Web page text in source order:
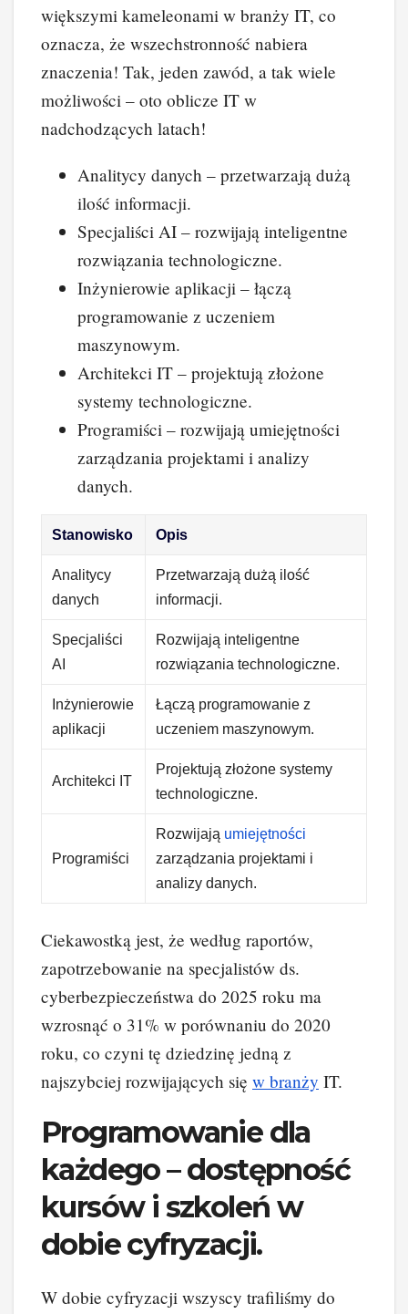
większymi kameleonami w branży IT, co
oznacza, że wszechstronność nabiera
znaczenia! Tak, jeden zawód, a tak wiele
możliwości – oto oblicze IT w
nadchodzących latach!
Analitycy danych – przetwarzają dużą
ilość informacji.
Specjaliści AI – rozwijają inteligentne
rozwiązania technologiczne.
Inżynierowie aplikacji – łączą
programowanie z uczeniem
maszynowym.
Architekci IT – projektują złożone
systemy technologiczne.
Programiści – rozwijają umiejętności
zarządzania projektami i analizy
danych.
Stanowisko Opis
Analitycy
danych
Przetwarzają dużą ilość
informacji.
Specjaliści
AI
Rozwijają inteligentne
rozwiązania technologiczne.
Inżynierowie
aplikacji
Łączą programowanie z
uczeniem maszynowym.
Architekci IT
Projektują złożone systemy
technologiczne.
Programiści
Rozwijają umiejętności
zarządzania projektami i
analizy danych.
Ciekawostką jest, że według raportów,
zapotrzebowanie na specjalistów ds.
cyberbezpieczeństwa do 2025 roku ma
wzrosnąć o 31% w porównaniu do 2020
roku, co czyni tę dziedzinę jedną z
najszybciej rozwijających się w branży IT.
Programowanie dla
każdego – dostępność
kursów i szkoleń w
dobie cyfryzacji.
W dobie cyfryzacji wszyscy trafiliśmy do